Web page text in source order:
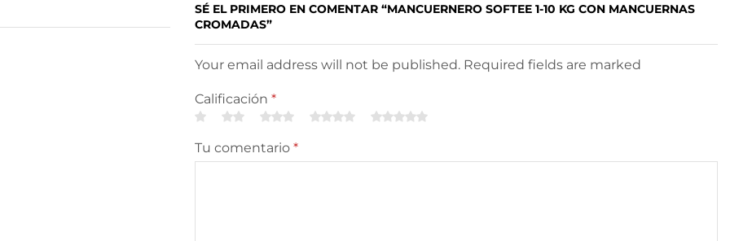
SÉ EL PRIMERO EN COMENTAR “MANCUERNERO SOFTEE 1-10 KG CON MANCUERNAS
CROMADAS”
Your email address will not be published. Required fields are marked
Calificación *
Tu comentario *